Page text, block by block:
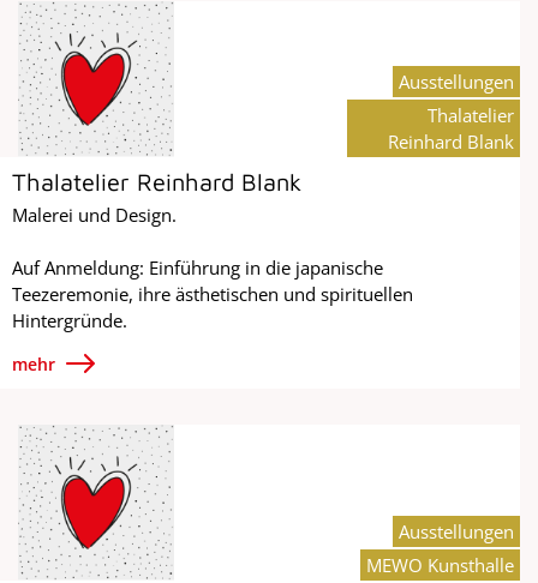
Thalatelier Reinhard Blank
Malerei und Design.
Auf Anmeldung: Einführung in die japanische
Teezeremonie, ihre ästhetischen und spirituellen
Hintergründe.
mehr
Ausstellungen
Thalatelier
Reinhard Blank
Ausstellungen
MEWO Kunsthalle